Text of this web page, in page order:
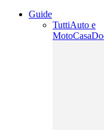
Guide
TuttiAuto e
MotoCasa